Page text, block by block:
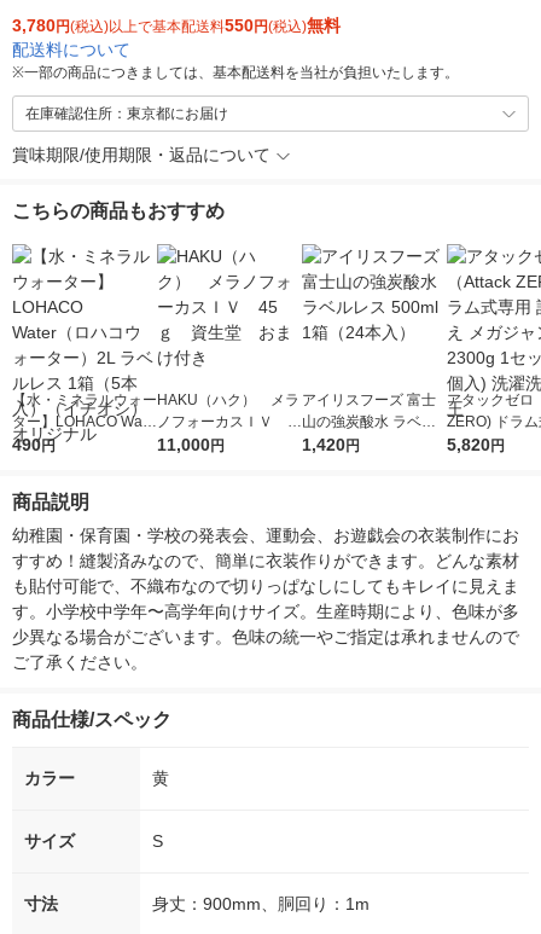
3,780円(税込)以上で基本配送料550円(税込)無料
配送料について
※一部の商品につきましては、基本配送料を当社が負担いたします。
在庫確認住所：東京都にお届け
賞味期限/使用期限・返品について
こちらの商品もおすすめ
【水・ミネラルウォー
ター】LOHACO Wate
r（ロハコウォータ
シ） オリジナル
490円
HAKU（ハク） メラ
ノフォーカスＩＶ 4
5ｇ 資生堂 おまけ
11,000円
アイリスフーズ 富士
山の強炭酸水 ラベル
レス 500ml 1箱（24
1,420円
アタックゼロ
ZERO) ドラ
詰め替え メガ
5,820円
商品説明
幼稚園・保育園・学校の発表会、運動会、お遊戯会の衣装制作にお
すすめ！縫製済みなので、簡単に衣装作りができます。どんな素材
も貼付可能で、不織布なので切りっぱなしにしてもキレイに見えま
す。小学校中学年〜高学年向けサイズ。生産時期により、色味が多
少異なる場合がございます。色味の統一やご指定は承れませんので
ご了承ください。
商品仕様/スペック
カラー 黄
サイズ S
寸法 身丈：900mm、胴回り：1m